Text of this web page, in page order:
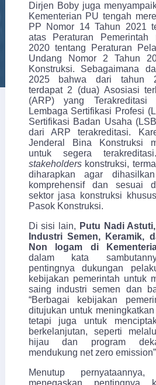
Dirjen Boby juga
Kementerian PU tengah
PP Nomor 14 Tahun 2021
atas Peraturan Pemerintah
2020 tentang Peraturan
Undang Nomor 2 Tahun
Konstruksi. Sebagaimana
2025 bahwa dari tahun
terdapat 2 (dua) Asosiasi
(ARP) yang
Lembaga Sertifikasi Profesi
Sertifikasi Badan Usaha
dari ARP terakreditasi.
Jenderal Bina Konstruksi
untuk segera
stakeholderskonstruksi,
diharapkan agar
komprehensif dan sesuai
sektor jasa konstruksi
Pasok Konstruksi.
Di sisi lain, Putu Nadi
Industri Semen, Keramik,
Non logam di
dalam kata
pentingnya dukungan
kebijakan pemerintah untuk
saing industri semen dan
“Berbagai kebijakan
ditujukan untuk
tetapi juga untuk
berkelanjutan, seperti
hijau dan program
mendukung net zero
Menutup
menegaskan pentingnya